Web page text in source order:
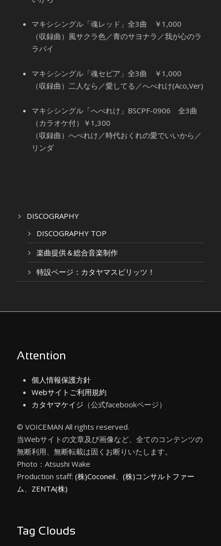
マキシシングル「魂レッド」全3曲 ￥1,000
（収録曲）風サクラ色／青のサヨナラ／我が心のラ
ラバイ
マキシシングル「魂セピア」全3曲 ￥1,000
（収録曲）二人なら／愛してる／へべれけ(Aco,Ver)
マキシシングル「へべれけ」BSCPF-0906 全3曲
（カラオケ付）￥1,300
（収録曲）へべれけ／時代おくれの愛でいいから／
リンダ
DISCOGRAPHY
DISCOGRAPHY TOP
楽曲提供＆総合音楽制作
特設ページ：カタヤマスピリッツ！
Attention
個人情報保護方針
Webサイトご利用規約
カタヤマケイジ （公式facebookページ）
© VOICEMAN All rights reserved.
当Webサイトの文章及び画像など、全てのコンテンツの
無断利用、無断転載は固くお断りいたします。
Photo：Atsushi Wake
Production staff: (株)Coconeil
(株)コンサルトファー
ム
ZENTA(株)
Tag Clouds